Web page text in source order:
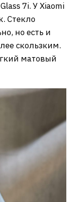
7i. У Xiaomi
Стекло
но есть и
скользким.
матовый